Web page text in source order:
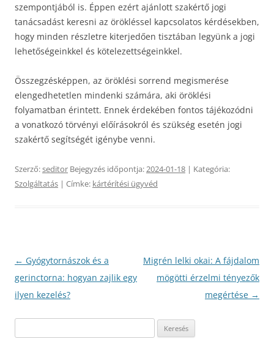
szempontjából is. Éppen ezért ajánlott szakértő jogi
tanácsadást keresni az örökléssel kapcsolatos kérdésekben,
hogy minden részletre kiterjedően tisztában legyünk a jogi
lehetőségeinkkel és kötelezettségeinkkel.
Összegzésképpen, az öröklési sorrend megismerése
elengedhetetlen mindenki számára, aki öröklési
folyamatban érintett. Ennek érdekében fontos tájékozódni
a vonatkozó törvényi előírásokról és szükség esetén jogi
szakértő segítségét igénybe venni.
Szerző:seditor Bejegyzés időpontja:2024-01-18 | Kategória:
Szolgáltatás | Címke: kártérítési ügyvéd
Bejegyzés
navigáció
← Gyógytornászok és a
gerinctorna: hogyan zajlik egy
ilyen kezelés?
Migrén lelki okai: A fájdalom
mögötti érzelmi tényezők
megértése →